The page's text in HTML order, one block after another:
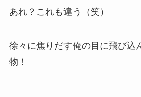
あれ？これも違う（笑）
徐々に焦りだす俺の目に飛び込
物！